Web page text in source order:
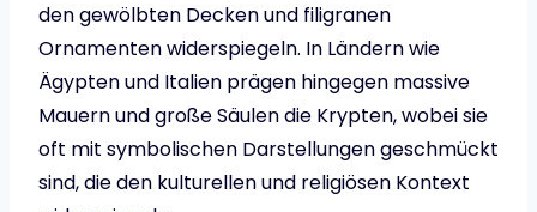
den gewölbten Decken und filigranen
Ornamenten widerspiegeln. In Ländern wie
Ägypten und Italien prägen hingegen massive
Mauern und große Säulen die Krypten, wobei sie
oft mit symbolischen Darstellungen geschmückt
sind, die den kulturellen und religiösen Kontext